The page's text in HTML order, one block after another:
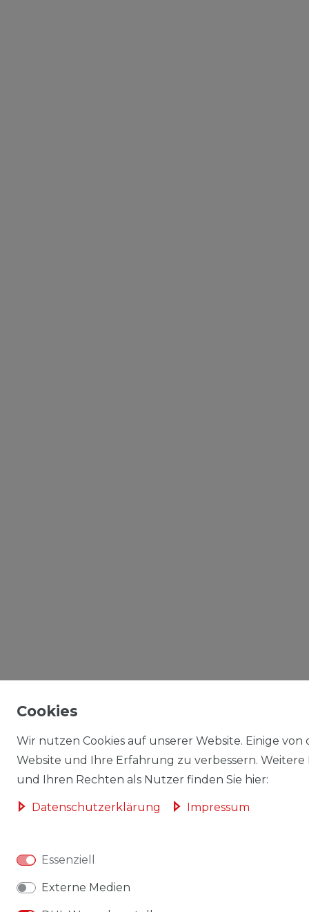
Cookies
Wir nutzen Cookies auf unserer Website. Einige
Website und Ihre Erfahrung zu verbessern.
und Ihren Rechten als Nutzer finden Sie hier:
Daten­schutz­erklärung Impressum
Essenziell
Externe Medien